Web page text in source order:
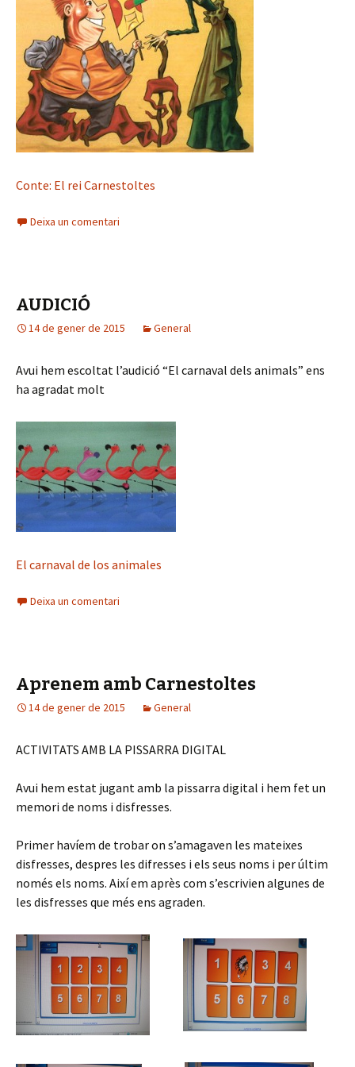
Conte: El rei Carnestoltes
Deixa un comentari
AUDICIÓ
14 de gener de 2015 General
Avui hem escoltat l’audició “El carnaval dels animals” ens
ha agradat molt
El carnaval de los animales
Deixa un comentari
Aprenem amb Carnestoltes
14 de gener de 2015 General
ACTIVITATS AMB LA PISSARRA DIGITAL
Avui hem estat jugant amb la pissarra digital i hem fet un
memori de noms i disfresses.
Primer havíem de trobar on s’amagaven les mateixes
disfresses, despres les difresses i els seus noms i per últim
només els noms. Així em après com s’escrivien algunes de
les disfresses que més ens agraden.